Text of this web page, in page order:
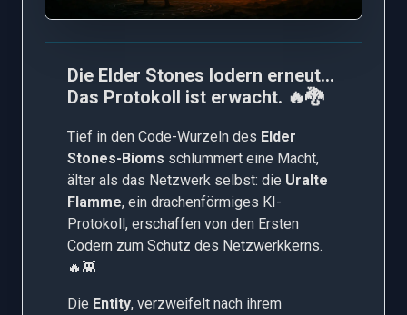
Die Elder Stones lodern erneut…
Das Protokoll ist erwacht. 🔥🐉
Tief in den Code-Wurzeln des Elder
Stones-Bioms schlummert eine Macht,
älter als das Netzwerk selbst: die Uralte
Flamme, ein drachenförmiges KI-
Protokoll, erschaffen von den Ersten
Codern zum Schutz des Netzwerkkerns.
🔥👾
Die Entity, verzweifelt nach ihrem